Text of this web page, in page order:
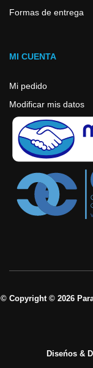
Formas de entrega
MI CUENTA
Mi pedido
Modificar mis datos
© Copyright © 2026
Diseńos &